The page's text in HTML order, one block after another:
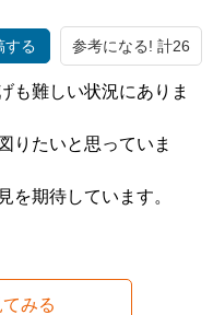
する 参考になる! 計26
も難しい状況にありま
りたいと思っていま
を期待しています。
みる